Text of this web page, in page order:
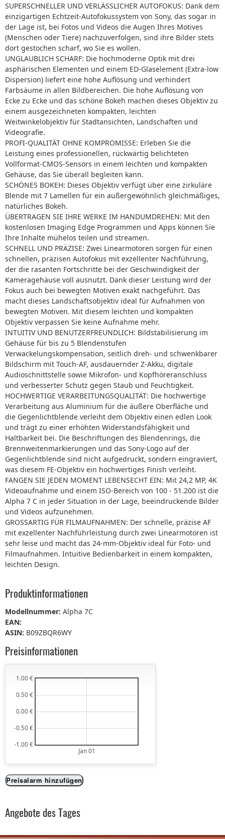
SUPERSCHNELLER UND VERLÄSSLICHER AUTOFOKUS: Dank dem
einzigartigen Echtzeit-Autofokussystem von Sony, das sogar in
der Lage ist, bei Fotos und Videos die Augen Ihres Motives
(Menschen oder Tiere) nachzuverfolgen, sind ihre Bilder stets
dort gestochen scharf, wo Sie es wollen.
UNGLAUBLICH SCHARF: Die hochmoderne Optik mit drei
asphärischen Elementen und einem ED-Glaselement (Extra-low
Dispersion) liefert eine hohe Auflösung und verhindert
Farbsäume in allen Bildbereichen. Die hohe Auflösung von
Ecke zu Ecke und das schöne Bokeh machen dieses Objektiv zu
einem ausgezeichneten kompakten, leichten
Weitwinkelobjektiv für Stadtansichten, Landschaften und
Videografie.
PROFI-QUALITÄT OHNE KOMPROMISSE: Erleben Sie die
Leistung eines professionellen, rückwärtig belichteten
Vollformat-CMOS-Sensors in einem leichten und kompakten
Gehäuse, das Sie überall begleiten kann.
SCHÖNES BOKEH: Dieses Objektiv verfügt über eine zirkuläre
Blende mit 7 Lamellen für ein außergewöhnlich gleichmäßiges,
natürliches Bokeh.
ÜBERTRAGEN SIE IHRE WERKE IM HANDUMDREHEN: Mit den
kostenlosen Imaging Edge Programmen und Apps können Sie
Ihre Inhalte mühelos teilen und streamen.
SCHNELL UND PRÄZISE: Zwei Linearmotoren sorgen für einen
schnellen, präzisen Autofokus mit exzellenter Nachführung,
der die rasanten Fortschritte bei der Geschwindigkeit der
Kameragehäuse voll ausnutzt. Dank dieser Leistung wird der
Fokus auch bei bewegten Motiven exakt nachgeführt. Das
macht dieses Landschaftsobjektiv ideal für Aufnahmen von
bewegten Motiven. Mit diesem leichten und kompakten
Objektiv verpassen Sie keine Aufnahme mehr.
INTUITIV UND BENUTZERFREUNDLICH: Bildstabilisierung im
Gehäuse für bis zu 5 Blendenstufen
Verwackelungskompensation, seitlich dreh- und schwenkbarer
Bildschirm mit Touch-AF, ausdauernder Z-Akku, digitale
Audioschnittstelle sowie Mikrofon- und Kopfhöreranschluss
und verbesserter Schutz gegen Staub und Feuchtigkeit.
HOCHWERTIGE VERARBEITUNGSQUALITÄT: Die hochwertige
Verarbeitung aus Aluminium für die äußere Oberfläche und
die Gegenlichtblende verleiht dem Objektiv einen edlen Look
und trägt zu einer erhöhten Widerstandsfähigkeit und
Haltbarkeit bei. Die Beschriftungen des Blendenrings, die
Brennweitenmarkierungen und das Sony-Logo auf der
Gegenlichtblende sind nicht aufgedruckt, sondern eingraviert,
was diesem FE-Objektiv ein hochwertiges Finish verleiht.
FANGEN SIE JEDEN MOMENT LEBENSECHT EIN: Mit 24,2 MP, 4K
Videoaufnahme und einem ISO-Bereich von 100 - 51.200 ist die
Alpha 7 C in jeder Situation in der Lage, beeindruckende Bilder
und Videos aufzunehmen.
GROSSARTIG FÜR FILMAUFNAHMEN: Der schnelle, präzise AF
mit exzellenter Nachführleistung durch zwei Linearmotoren ist
sehr leise und macht das 24-mm-Objektiv ideal für Foto- und
Filmaufnahmen. Intuitive Bedienbarkeit in einem kompakten,
leichten Design.
Produktinformationen
Modellnummer: Alpha 7C
EAN:
ASIN: B09ZBQR6WY
Preisinformationen
Jan 01
-1.00 €
-0.50 €
0.00 €
0.50 €
1.00 €
Preisalarm hinzufügen
Angebote des Tages